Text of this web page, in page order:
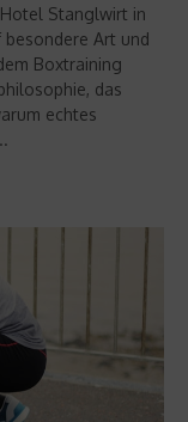
Stanglwirt in
Art und
Boxtraining
das
echtes